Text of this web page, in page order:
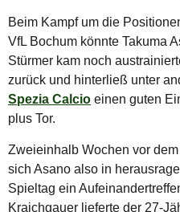
Beim Kampf um die
VfL Bochum könnte Takuma
Stürmer kam noch
zurück und hinterließ unter
Spezia Calcio einen guten
plus Tor.
Zweieinhalb Wochen vor
sich Asano also in
Spieltag ein
Kraichgauer lieferte der 27-